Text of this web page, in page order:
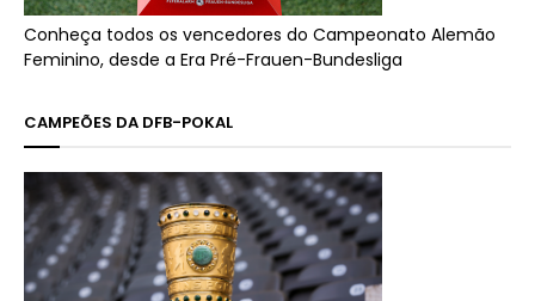
Conheça todos os vencedores do Campeonato Alemão
Feminino, desde a Era Pré-Frauen-Bundesliga
CAMPEÕES DA DFB-POKAL